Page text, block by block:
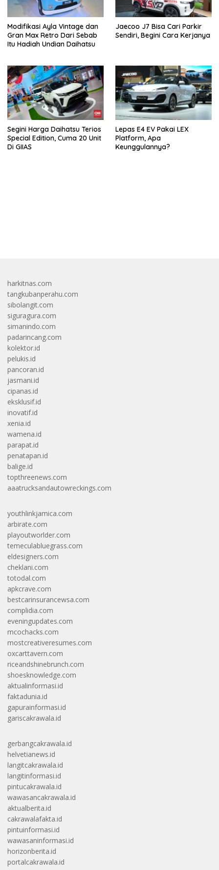
Modifikasi Ayla Vintage dan
Gran Max Retro Dari Sebab
Itu Hadiah Undian Daihatsu
Jaecoo J7 Bisa Cari Parkir
Sendiri, Begini Cara Kerjanya
Segini Harga Daihatsu Terios
Special Edition, Cuma 20 Unit
Di GIIAS
Lepas E4 EV Pakai LEX
Platform, Apa
Keunggulannya?
harkitnas.com
tangkubanperahu.com
sibolangit.com
siguragura.com
simanindo.com
padarincang.com
kolektor.id
pelukis.id
pancoran.id
jasmani.id
cipanas.id
eksklusif.id
inovatif.id
xenia.id
wamena.id
parapat.id
penatapan.id
balige.id
topthreenews.com
aaatrucksandautowreckings.com
youthlinkjamica.com
arbirate.com
playoutworlder.com
temeculabluegrass.com
eldesigners.com
cheklani.com
totodal.com
apkcrave.com
bestcarinsurancewsa.com
complidia.com
eveningupdates.com
mcochacks.com
mostcreativeresumes.com
oxcarttavern.com
riceandshinebrunch.com
shoesknowledge.com
aktualinformasi.id
faktadunia.id
gapurainformasi.id
gariscakrawala.id
gerbangcakrawala.id
helvetianews.id
langitcakrawala.id
langitinformasi.id
pintucakrawala.id
wawasancakrawala.id
aktualberita.id
cakrawalafakta.id
pintuinformasi.id
wawasaninformasi.id
horizonberita.id
portalcakrawala.id